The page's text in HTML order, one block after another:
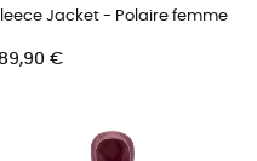
Jacket - Polaire femme
189,90 €